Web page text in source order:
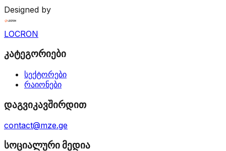
Designed by
LOCRON
კატეგორიები
სექტორები
რაიონები
დაგვიკავშირდით
contact@mze.ge
სოციალური მედია